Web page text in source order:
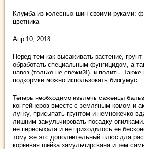
Клумба из колесных шин своими руками:
цветника
Апр 10, 2018
Перед тем как высаживать растение,
обработать специальным фунгицидом, а
навоз (только не свежий!) и полить. Также
подкормки можно использовать биогумус.
Теперь необходимо извлечь саженцы
контейнеров вместе с земляным комом и
лунку, присыпать грунтом и немножечко
лишним замульчировать посадку
не пересыхала и не приходилось ее
тому же это дополнительный плюс для
корневая шейка замульчирована и тем